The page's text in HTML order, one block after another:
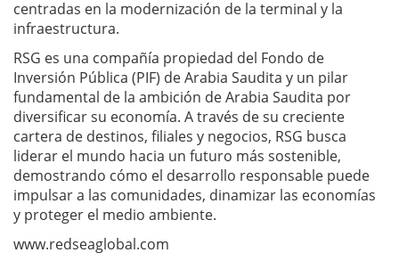
centradas en la modernización de la terminal y la
infraestructura.
RSG es una compañía propiedad del Fondo de
Inversión Pública (PIF) de Arabia Saudita y un pilar
fundamental de la ambición de Arabia Saudita por
diversificar su economía. A través de su creciente
cartera de destinos, filiales y negocios, RSG busca
liderar el mundo hacia un futuro más sostenible,
demostrando cómo el desarrollo responsable puede
impulsar a las comunidades, dinamizar las economías
y proteger el medio ambiente.
www.redseaglobal.com